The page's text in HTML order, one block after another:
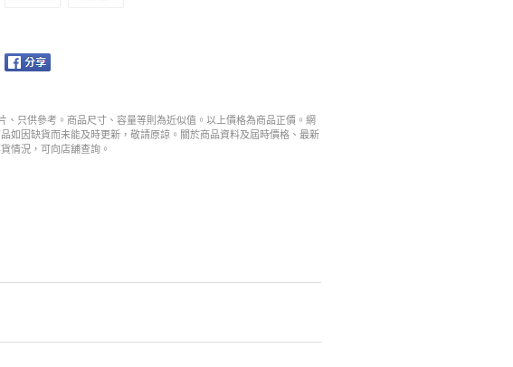
、只供參考。商品尺寸、容量等則為近似值。以上價格為商品正價。網
如因缺貨而未能及時更新，敬請原諒。關於商品資料及屆時價格、最新
情況，可向店舖查詢。